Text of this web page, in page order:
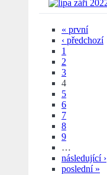
« první
‹ předchozí
1
2
3
4
5
6
7
8
9
…
následující ›
poslední »